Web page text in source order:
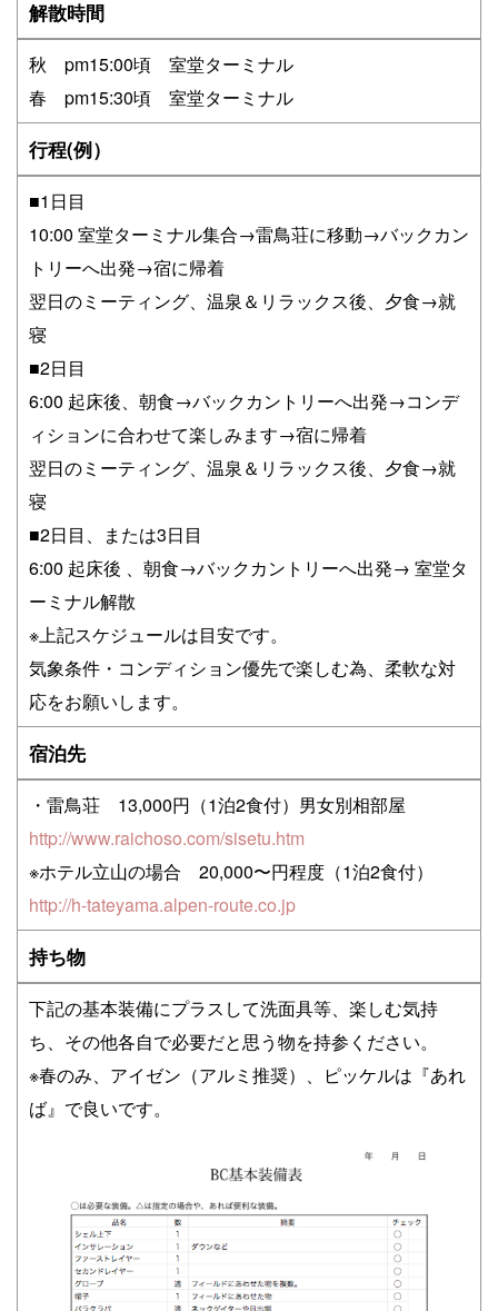
解散時間
秋 pm15:00頃 室堂ターミナル
春 pm15:30頃 室堂ターミナル
行程(例）
■1日目
10:00 室堂ターミナル集合→雷鳥荘に移動→バックカン
トリーへ出発→宿に帰着
翌日のミーティング、温泉＆リラックス後、夕食→就
寝
■2日目
6:00 起床後、朝食→バックカントリーへ出発→コンデ
ィションに合わせて楽しみます→宿に帰着
翌日のミーティング、温泉＆リラックス後、夕食→就
寝
■2日目、または3日目
6:00 起床後 、朝食→バックカントリーへ出発→ 室堂タ
ーミナル解散
※上記スケジュールは目安です。
気象条件・コンディション優先で楽しむ為、柔軟な対
応をお願いします。
宿泊先
・雷鳥荘 13,000円（1泊2食付）男女別相部屋
http://www.raichoso.com/sisetu.htm
※ホテル立山の場合 20,000〜円程度（1泊2食付）
http://h-tateyama.alpen-route.co.jp
持ち物
下記の基本装備にプラスして洗面具等、楽しむ気持
ち、その他各自で必要だと思う物を持参ください。
※春のみ、アイゼン（アルミ推奨）、ピッケルは『あれ
ば』で良いです。